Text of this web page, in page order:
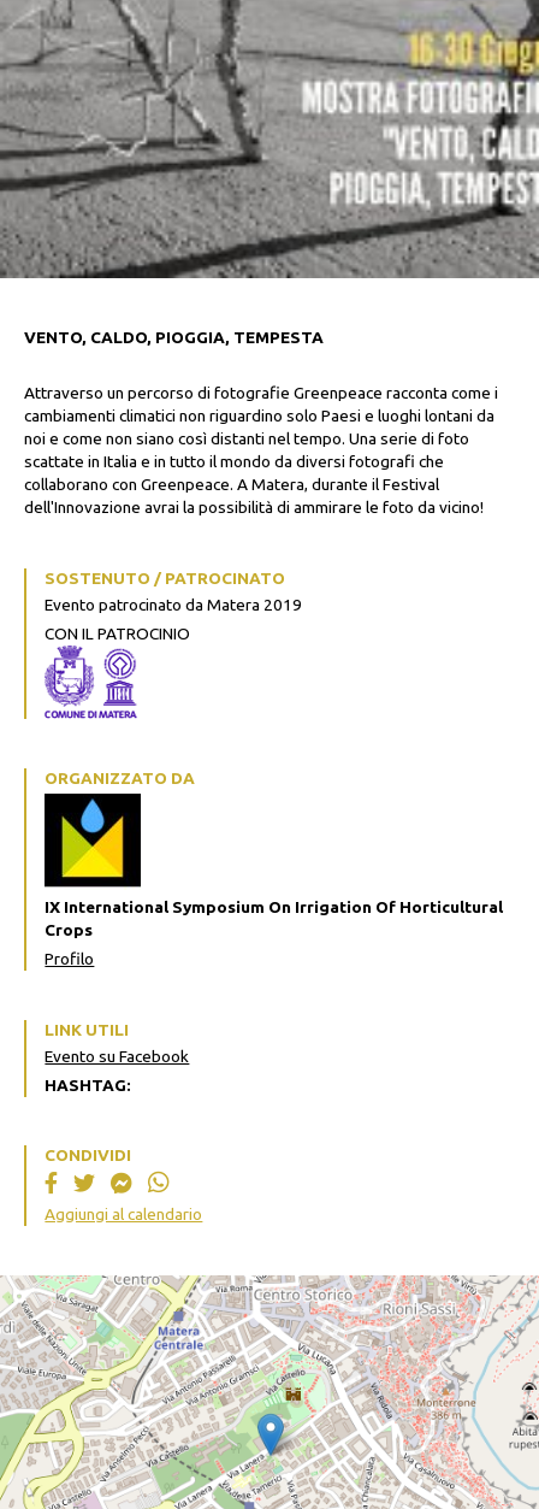
VENTO, CALDO, PIOGGIA, TEMPESTA
Attraverso un percorso di fotografie Greenpeace racconta come i
cambiamenti climatici non riguardino solo Paesi e luoghi lontani da
noi e come non siano così distanti nel tempo.Una serie di foto
scattate in Italia e in tutto il mondo da diversi fotografi che
collaborano con Greenpeace. A Matera, durante il Festival
dell'Innovazione avrai la possibilità di ammirare le foto da vicino!
SOSTENUTO / PATROCINATO
Evento patrocinato da Matera 2019
CON IL PATROCINIO
ORGANIZZATO DA
IX International Symposium On Irrigation Of Horticultural
Crops
Profilo
LINK UTILI
Evento su Facebook
HASHTAG:
CONDIVIDI
Aggiungi al calendario